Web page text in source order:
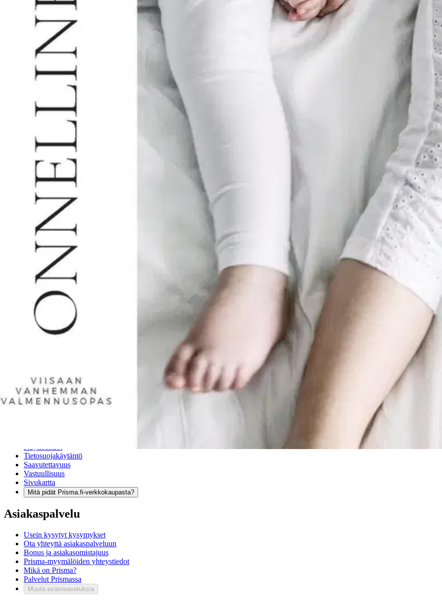
Opas hyvään arkeen, itsetuntoon ja hyvinvointiin. Tämä kirja on kirjoitettu vanhemmalle, joka haluaa luoda perheestään onnellisen tiimin.
kirkastat arvot, rakennat tavoitteen, sitoutat ja motivoit. Tulostavoitteina ovat onnellisuus, kokonaisvaltainen hyvinvointi sekä hyvä
olivat selkeiden ohjeiden ja valmiin tiedon antamista ylhäältä alaspäin.
Nykyään johtajuus on valmentamista ja opettaminen osallistavaa.
nykyaikaiseen vanhemmuuteen. Kirjassa on hyödynnetty positiivista psykologiaa, kognitiivista käyttäytymistiedettä ratkaisukeskeisyyttä.
kirkastamista sekä mahdollisuuksien näkemistä haasteiden sijaan. Kasvatuskirjat ovat olleen yleensä äitien mielenkiinnon kohde. Kirja on
ajatusmaailmaan omaksuttavaksi. Kirjassa on huomioitu myös nykyajan muuttuvat perhemuodot. Perhe ei ole enää isä, äiti jakaksi lasta.
jäsenet puhaltavat yhteen hiileen toisiaan kannustaen ja luoden ”hyvä me”-henkeä. Anne Karilahti on yksi henkisen valmennuksen
voimaan ja ihmisen henkiseen kasvuun. Anne on perustanut valmennusyritys Valmentamon, joka on kouluttanut satoja ratkaisukeskeisiä
opiskelijat ovat niin yksityisiä henkilöitä kuin eri ammattienkin edustajia; opettajia, lääkäreitä, psykologeja, sosionomeja, johtajia, esimiehiä,
tuotekuvausta
Ominaisuudet
Oletko tyytyväinen tuotetietoihin?
Ovatko tuotetiedot riittävät? Jos tuotetiedoissa on puutteita tai niitä voisi muuten parantaa, anna palautetta.
Anna palautetta
Ilmainen palautus 30 päivää.*
Nouto myymälästä ilman toimituskuluja.
Asiakasomistajalle Bonusta jopa 5 %.*
Verkkokauppa
Myymälänouto
Palautukset
Reklamaatio
Takuu ja huolto
Tietosuojakäytäntö
Saavutettavuus
Vastuullisuus
Sivukartta
Mitä pidät Prisma.fi-verkkokaupasta?
Asiakaspalvelu
Usein kysytyt kysymykset
Ota yhteyttä asiakaspalveluun
Bonus ja asiakasomistajuus
Prisma-myymälöiden yhteystiedot
Mikä on Prisma?
Palvelut Prismassa
Muuta evästeasetuksia